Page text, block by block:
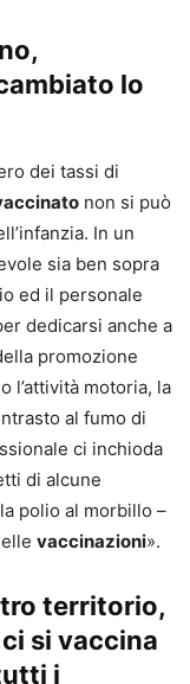
lo
dei tassi di
non si può
In un
sia ben sopra
ed il personale
dedicarsi anche a
promozione
l’attività motoria, la
al fumo di
ci inchioda
di alcune
polio al morbillo –
vaccinazioni».
territorio,
si vaccina
i